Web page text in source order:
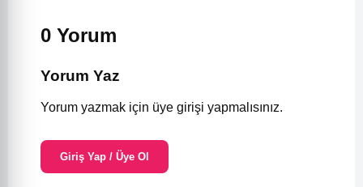
0 Yorum
Yorum Yaz
Yorum yazmak için üye girişi yapmalısınız.
Giriş Yap / Üye Ol